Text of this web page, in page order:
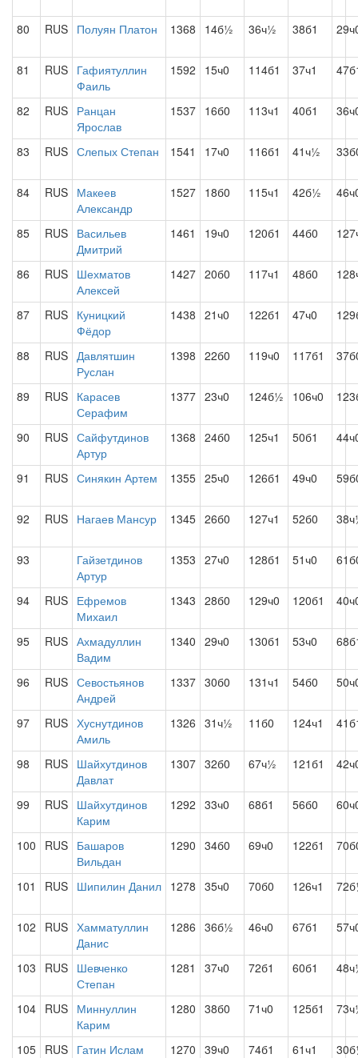
80 RUS Полуян Платон 1368 14б½ 36ч½ 38б1
81 RUS Гафиятуллин
Фаиль
1592 15ч0 114б1 37ч1
82 RUS Ранцан
Ярослав
1537 16б0 113ч1 40б1
83 RUS Слепых Степан 1541 17ч0 116б1 41ч½
84 RUS Макеев
Александр
1527 18б0 115ч1 42б½
85 RUS Васильев
Дмитрий
1461 19ч0 120б1 44б0
86 RUS Шехматов
Алексей
1427 20б0 117ч1 48б0
87 RUS Куницкий
Фёдор
1438 21ч0 122б1 47ч0
88 RUS Давлятшин
Руслан
1398 22б0 119ч0 117б1
89 RUS Карасев
Серафим
1377 23ч0 124б½ 106ч0
90 RUS Сайфутдинов
Артур
1368 24б0 125ч1 50б1
91 RUS Синякин Артем 1355 25ч0 126б1 49ч0
92 RUS Нагаев Мансур 1345 26б0 127ч1 52б0
93
Гайзетдинов
Артур
1353 27ч0 128б1 51ч0
94 RUS Ефремов
Михаил
1343 28б0 129ч0 120б1
95 RUS Ахмадуллин
Вадим
1340 29ч0 130б1 53ч0
96 RUS Севостьянов
Андрей
1337 30б0 131ч1 54б0
97 RUS Хуснутдинов
Амиль
1326 31ч½ 11б0 124ч1
98 RUS Шайхутдинов
Давлат
1307 32б0 67ч½ 121б1
99 RUS Шайхутдинов
Карим
1292 33ч0 68б1 56б0
100 RUS Башаров
Вильдан
1290 34б0 69ч0 122б1
101 RUS Шипилин Данил 1278 35ч0 70б0 126ч1
102 RUS Хамматуллин
Данис
1286 36б½ 46ч0 67б1
103 RUS Шевченко
Степан
1281 37ч0 72б1 60б1
104 RUS Миннуллин
Карим
1280 38б0 71ч0 125б1
105 RUS Гатин Ислам 1270 39ч0 74б1 61ч1